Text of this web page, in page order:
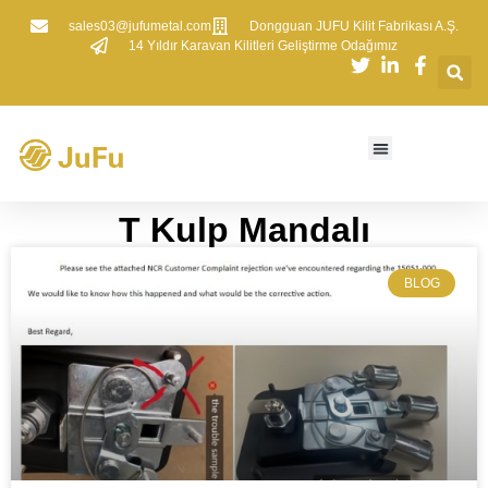
sales03@jufumetal.com
​Dongguan JUFU Kilit Fabrikası A.Ş.
​14 Yıldır Karavan Kilitleri Geliştirme Odağımız
T Kulp Mandalı
BLOG